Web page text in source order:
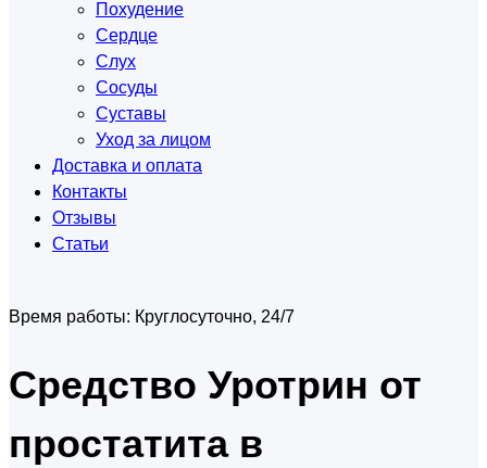
Похудение
Сердце
Слух
Сосуды
Суставы
Уход за лицом
Доставка и оплата
Контакты
Отзывы
Статьи
Время работы: Круглосуточно, 24/7
Средство Уротрин от
простатита в